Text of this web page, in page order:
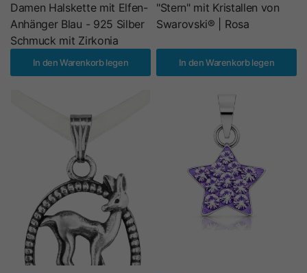
Damen Halskette mit Elfen-
Anhänger Blau - 925 Silber
Schmuck mit Zirkonia
In den Warenkorb legen
"Stern" mit Kristallen von
Swarovski® | Rosa
In den Warenkorb legen